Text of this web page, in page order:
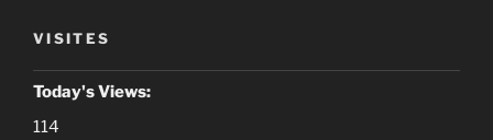
VISITES
Today's Views:
114